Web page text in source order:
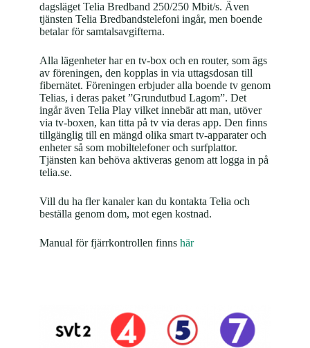
dagsläget Telia Bredband 250/250 Mbit/s. Även
tjänsten Telia Bredbandstelefoni ingår, men boende
betalar för samtalsavgifterna.
Alla lägenheter har en tv-box och en router, som ägs
av föreningen, den kopplas in via uttagsdosan till
fibernätet. Föreningen erbjuder alla boende tv genom
Telias, i deras paket ”Grundutbud Lagom”. Det
ingår även Telia Play vilket innebär att man, utöver
via tv-boxen, kan titta på tv via deras app. Den finns
tillgänglig till en mängd olika smart tv-apparater och
enheter så som mobiltelefoner och surfplattor.
Tjänsten kan behöva aktiveras genom att logga in på
telia.se.
Vill du ha fler kanaler kan du kontakta Telia och
beställa genom dom, mot egen kostnad.
Manual för fjärrkontrollen finns här